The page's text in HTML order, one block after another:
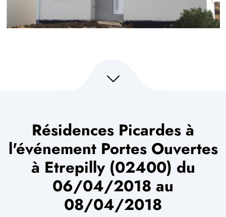
Résidences Picardes à
l'événement Portes Ouvertes
à Etrepilly (02400) du
06/04/2018 au
08/04/2018